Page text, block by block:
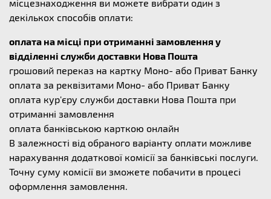
місцезнаходження ви можете вибрати один з
декількох способів оплати:
оплата на місці при отриманні замовлення у
відділенні служби доставки Нова Пошта
грошовий переказ на картку Моно- або Приват Банку
оплата за реквізитами Моно- або Приват Банку
оплата кур'єру служби доставки Нова Пошта при
отриманні замовлення
оплата банківською карткою онлайн
В залежності від обраного варіанту оплати можливе
нарахування додаткової комісії за банківські послуги.
Точну суму комісії ви зможете побачити в процесі
оформлення замовлення.